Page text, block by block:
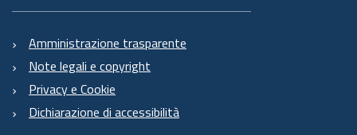
Amministrazione trasparente
Note legali e copyright
Privacy e Cookie
Dichiarazione di accessibilità